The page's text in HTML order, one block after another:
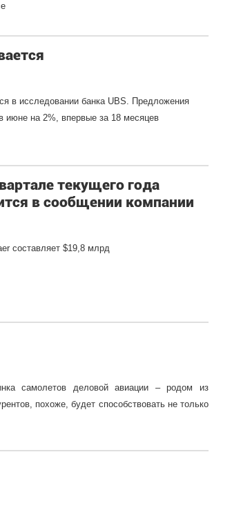
в исследовании банка UBS. Предложения
июне на 2%, впервые за 18 месяцев
текущего года
в сообщении компании
составляет $19,8 млрд
самолетов деловой авиации – родом из
похоже, будет способствовать не только